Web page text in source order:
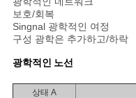
시
오
사
보호/회복
Singnal 광학적인 여정
구성 광학은 추가하고/하락
광학적인 노선
상태 A